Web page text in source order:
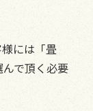
には「畳
で頂く必要